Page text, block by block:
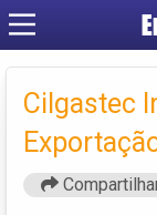
Cilgastec